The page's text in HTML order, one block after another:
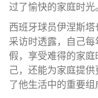
过了愉快的家庭时光
西班牙球员伊涅斯
采访时透露，自己
假，享受难得的家
己，还能为家庭提
了他生活中的重要组